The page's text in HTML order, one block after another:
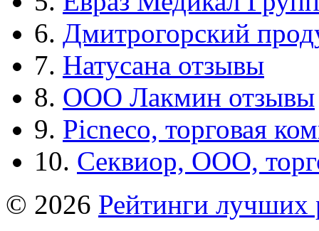
6. Дмитрогорский
7. Натусана отзывы
8. ООО Лакмин отзывы
9. Picneco, торговая
10. Секвиор, ООО,
© 2026 Рейтинги лучших